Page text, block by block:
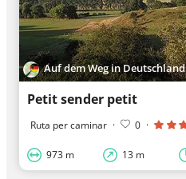
Auf dem Weg in Deutschland
Petit sender petit
Ruta per caminar · 0 ·
973 m 13 m